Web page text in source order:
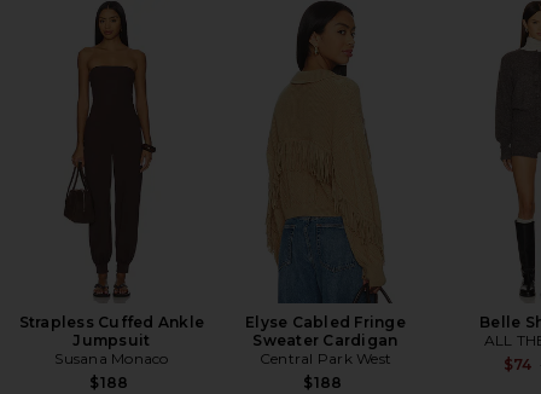
Strapless Cuffed Ankle
Jumpsuit
Susana Monaco
$188
Elyse Cabled Fringe
Sweater Cardigan
Central Park West
$188
Belle
ALL
$74